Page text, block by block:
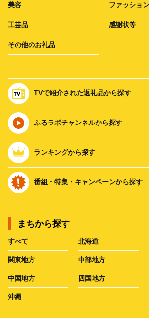
美容 ファッション
工芸品 感謝状等
その他のお礼品
TVで紹介された返礼品から探す
ふるラボチャンネルから探す
ランキングから探す
番組・特集・キャンペーンから探す
まちから探す
すべて 北海道
関東地方 中部地方
中国地方 四国地方
沖縄